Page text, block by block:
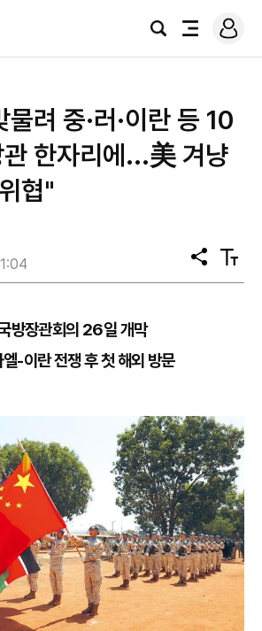
검
전
로
그
려 중·러·이란 등 10
한자리에...美 겨냥
협"
공
유
텍
스
방장관회의 26일 개막
-이란 전쟁 후 첫 해외 방문